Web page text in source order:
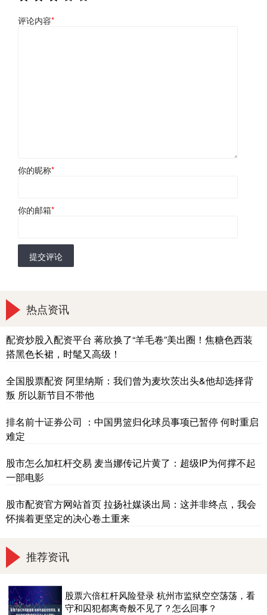
评论内容*
你的昵称*
你的邮箱*
提交评论
热点资讯
配资炒股入配资平台 蒋欣换了“羊毛卷”美出圈！焦糖色西装
搭黑色长裙，时髦又高级！
全国股票配资 阿里纳斯：我们曾为麦坎茨出头&他却选择背
叛 所以新节目不带他
排名前十证券公司 ：中国男篮归化球员事项已暂停 何时重启
难定
股市怎么加杠杆交易 麦当娜传记片黄了：超级IP为何撑不起
一部电影
股市配资官方网站首页 拉扬社媒谈出局：这并非终点，我会
怀揣着更坚定的决心卷土重来
推荐资讯
股票六倍杠杆风险登录 杭州市监狱空空荡荡，看
守和囚犯都离奇般不见了？怎么回事？